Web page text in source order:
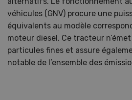
véhicules (GNV) procure une
équivalents au modèle
moteur diesel. Ce tracteur
particules fines et assure
notable de l’ensemble des